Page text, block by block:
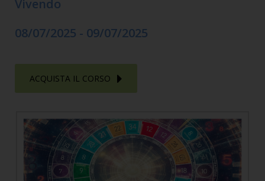
Vivendo
08/07/2025 - 09/07/2025
ACQUISTA IL CORSO